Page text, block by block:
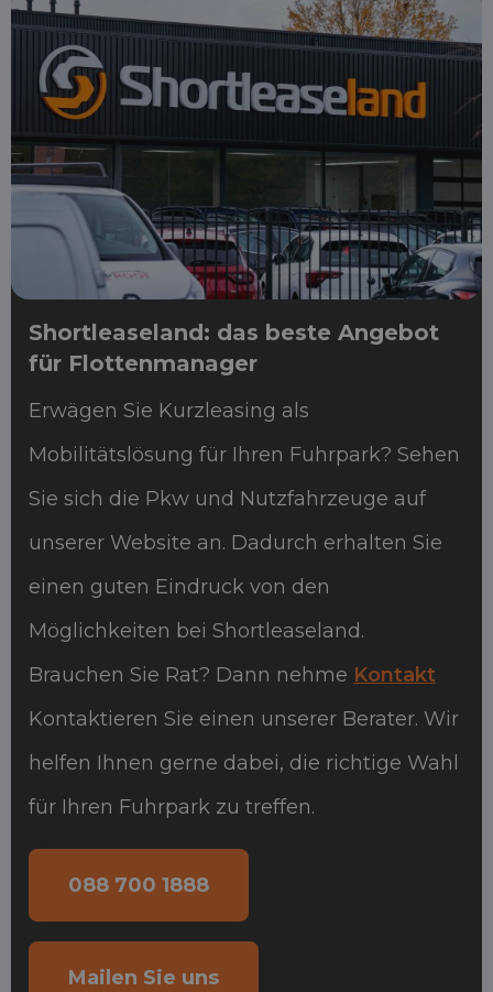
Shortleaseland: das beste Angebot
für Flottenmanager
Erwägen Sie Kurzleasing als
Mobilitätslösung für Ihren Fuhrpark? Sehen
Sie sich die Pkw und Nutzfahrzeuge auf
unserer Website an. Dadurch erhalten Sie
einen guten Eindruck von den
Möglichkeiten bei Shortleaseland.
Brauchen Sie Rat? Dann nehme Kontakt
Kontaktieren Sie einen unserer Berater. Wir
helfen Ihnen gerne dabei, die richtige Wahl
für Ihren Fuhrpark zu treffen.
088 700 1888
Mailen Sie uns